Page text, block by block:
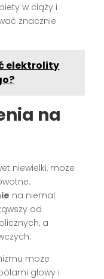
w ciąży i
znacznie
elektrolity
na
niewielki, może
na niemal
od
a
może
głowy i